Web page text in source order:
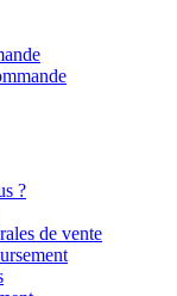
?
de vente